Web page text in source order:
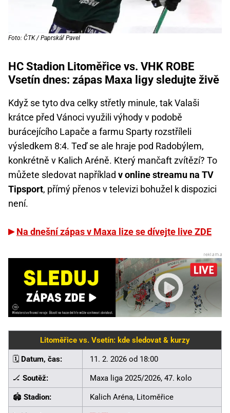
Foto: ČTK / Paprskář Pavel
HC Stadion Litoměřice vs. VHK ROBE
Vsetín dnes: zápas Maxa ligy sledujte živě
Když se tyto dva celky střetly minule, tak Valaši
krátce před Vánoci využili výhody v podobě
burácejícího Lapače a farmu Sparty rozstříleli
výsledkem 8:4. Teď se ale hraje pod Radobýlem,
konkrétně v Kalich Aréně. Který mančaft zvítězí? To
můžete sledovat například v online streamu na TV
Tipsport, přímý přenos v televizi bohužel k dispozici
není.
Na dnešní zápas v Maxa lize se dívejte live ZDE
Litoměřice vs. Vsetín: kde sledovat & kurzy
🗓️ Datum, čas: 11. 2. 2026 od 18:00
🏒 Soutěž: Maxa liga 2025/2026, 47. kolo
🏟️ Stadion: Kalich Aréna, Litoměřice